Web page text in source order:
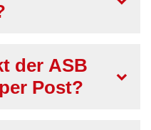
der ASB
Post?